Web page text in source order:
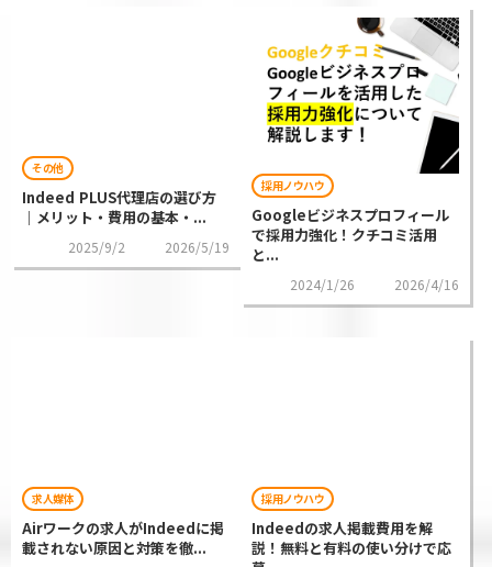
その他
Indeed PLUS代理店の選び方
｜メリット・費用の基本・...
2025/9/2 2026/5/19
採用ノウハウ
Googleビジネスプロフィール
で採用力強化！クチコミ活用
と...
2024/1/26 2026/4/16
求人媒体
Airワークの求人がIndeedに掲
載されない原因と対策を徹...
採用ノウハウ
Indeedの求人掲載費用を解
説！無料と有料の使い分けで応